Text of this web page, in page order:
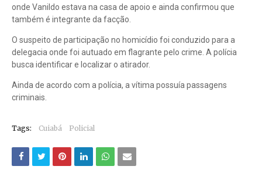
onde Vanildo estava na casa de apoio e ainda confirmou que
também é integrante da facção.
O suspeito de participação no homicídio foi conduzido para a
delegacia onde foi autuado em flagrante pelo crime. A polícia
busca identificar e localizar o atirador.
Ainda de acordo com a polícia, a vítima possuía passagens
criminais.
Tags: Cuiabá Policial